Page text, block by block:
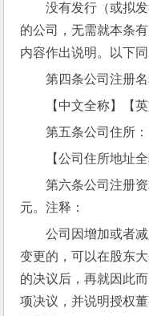
没有发行（或拟
的公司，无需就本条
内容作出说明。以下同
第四条公司注册名
【中文全称】【
第五条公司住所：
【公司住所地址
第六条公司注册
元。注释：
公司因增加或者
变更的，可以在股东
的决议后，再就因此
项决议，并说明授权